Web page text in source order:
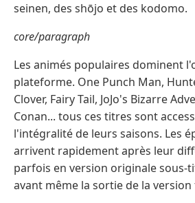
seinen, des shōjo et des kodomo.
core/paragraph
Les animés populaires dominent
plateforme. One Punch Man,
Clover, Fairy Tail, JoJo's Bizarre
Conan... tous ces titres sont
l'intégralité de leurs saisons. Les
arrivent rapidement après leur
parfois en version originale sous-
avant même la sortie de la version